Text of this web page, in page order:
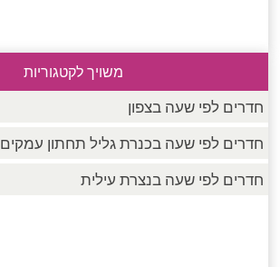
משויך לקטגוריות
חדרים לפי שעה בצפון
חדרים לפי שעה בכנרת גליל תחתון עמקים
חדרים לפי שעה בנצרת עילית